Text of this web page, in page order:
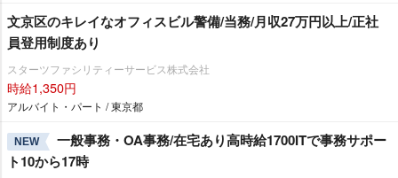
文京区のキレイなオフィスビル警備/当務/月収27万円以上/正社
員登用制度あり
スターツファシリティーサービス株式会社
時給1,350円
アルバイト・パート / 東京都
NEW
一般事務・OA事務/在宅あり高時給1700ITで事務サポー
ト10から17時